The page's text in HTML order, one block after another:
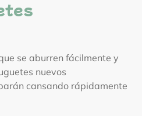
se aburren fácilmente y
nuevos
cansando rápidamente